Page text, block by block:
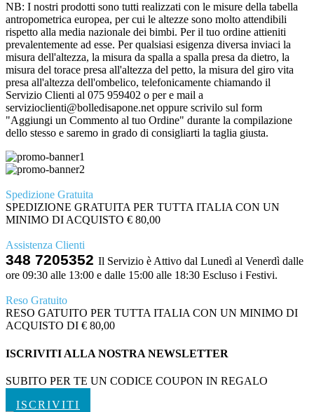
NB: I nostri prodotti sono tutti realizzati con le misure della tabella
antropometrica europea, per cui le altezze sono molto attendibili
rispetto alla media nazionale dei bimbi. Per il tuo ordine attieniti
prevalentemente ad esse. Per qualsiasi esigenza diversa inviaci la
misura dell'altezza, la misura da spalla a spalla presa da dietro, la
misura del torace presa all'altezza del petto, la misura del giro vita
presa all'altezza dell'ombelico, telefonicamente chiamando il
Servizio Clienti al 075 959402 o per e mail a
servizioclienti@bolledisapone.net oppure scrivilo sul form
"Aggiungi un Commento al tuo Ordine" durante la compilazione
dello stesso e saremo in grado di consigliarti la taglia giusta.
Spedizione Gratuita
SPEDIZIONE GRATUITA PER TUTTA ITALIA CON UN
MINIMO DI ACQUISTO € 80,00
Assistenza Clienti
348 7205352 Il Servizio è Attivo dal Lunedì al Venerdì dalle
ore 09:30 alle 13:00 e dalle 15:00 alle 18:30 Escluso i Festivi.
Reso Gratuito
RESO GATUITO PER TUTTA ITALIA CON UN MINIMO DI
ACQUISTO DI € 80,00
ISCRIVITI ALLA NOSTRA NEWSLETTER
SUBITO PER TE UN CODICE COUPON IN REGALO
ISCRIVITI